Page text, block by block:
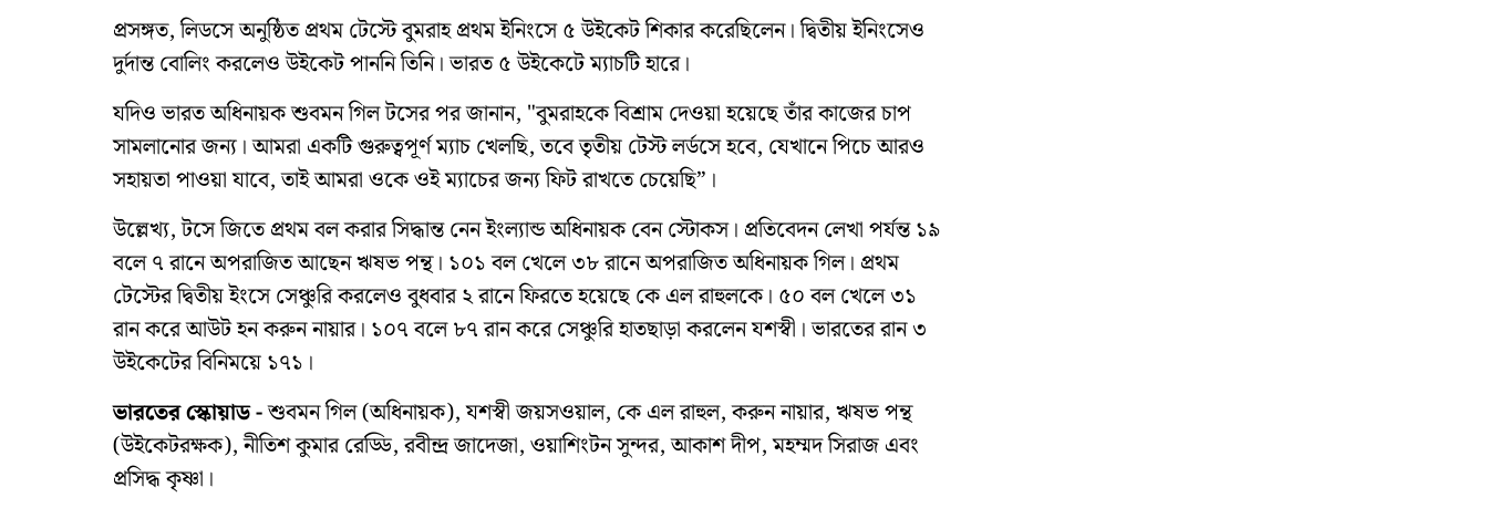
প্রসঙ্গত, লিডসে অনুষ্ঠিত প্রথম টেস্টে বুমরাহ প্রথম ইনিংসে ৫ উইকেট শিকার করেছিলেন। দ্বিতীয় ইনিংসেও
দুর্দান্ত বোলিং করলেও উইকেট পাননি তিনি। ভারত ৫ উইকেটে ম্যাচটি হারে।
যদিও ভারত অধিনায়ক শুবমন গিল টসের পর জানান, "বুমরাহকে বিশ্রাম দেওয়া হয়েছে তাঁর কাজের চাপ
সামলানোর জন্য। আমরা একটি গুরুত্বপূর্ণ ম্যাচ খেলছি, তবে তৃতীয় টেস্ট লর্ডসে হবে, যেখানে পিচে আরও
সহায়তা পাওয়া যাবে, তাই আমরা ওকে ওই ম্যাচের জন্য ফিট রাখতে চেয়েছি”।
উল্লেখ্য, টসে জিতে প্রথম বল করার সিদ্ধান্ত নেন ইংল্যান্ড অধিনায়ক বেন স্টোকস। প্রতিবেদন লেখা পর্যন্ত ১৯
বলে ৭ রানে অপরাজিত আছেন ঋষভ পন্থ। ১০১ বল খেলে ৩৮ রানে অপরাজিত অধিনায়ক গিল। প্রথম
টেস্টের দ্বিতীয় ইংসে সেঞ্চুরি করলেও বুধবার ২ রানে ফিরতে হয়েছে কে এল রাহুলকে। ৫০ বল খেলে ৩১
রান করে আউট হন করুন নায়ার। ১০৭ বলে ৮৭ রান করে সেঞ্চুরি হাতছাড়া করলেন যশস্বী। ভারতের রান ৩
উইকেটের বিনিময়ে ১৭১।
ভারতের স্কোয়াড -শুবমন গিল (অধিনায়ক), যশস্বী জয়সওয়াল, কে এল রাহুল, করুন নায়ার, ঋষভ পন্থ
(উইকেটরক্ষক), নীতিশ কুমার রেড্ডি, রবীন্দ্র জাদেজা, ওয়াশিংটন সুন্দর, আকাশ দীপ, মহম্মদ সিরাজ এবং
প্রসিদ্ধ কৃষ্ণা।